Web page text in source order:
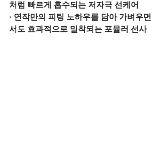
처럼 빠르게 흡수되는 저자극 선케어
· 연작만의 피팅 노하우를 담아 가벼우면
서도 효과적으로 밀착되는 포뮬러 선사